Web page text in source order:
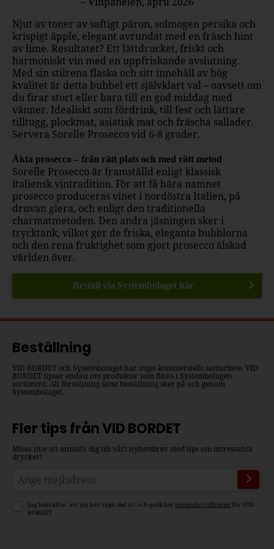
Njut av toner av saftigt päron, solmogen persika och
krispigt äpple, elegant avrundat med en fräsch hint
av lime. Resultatet? Ett lättdrucket, friskt och
harmoniskt vin med en uppfriskande avslutning.
Med sin stilrena flaska och sitt innehåll av hög
kvalitet är detta bubbel ett självklart val – oavsett om
du firar stort eller bara till en god middag med
vänner. Idealiskt som fördrink, till fest och lättare
tilltugg, plockmat, asiatisk mat och fräscha sallader.
Servera Sorelle Prosecco vid 6-8 grader.
Äkta prosecco – från rätt plats och med rätt metod
Sorelle Prosecco är framställd enligt klassisk
italiensk vintradition. För att få bära namnet
prosecco produceras vinet i nordöstra Italien, på
druvan glera, och enligt den traditionella
charmatmetoden. Den andra jäsningen sker i
trycktank, vilket ger de friska, eleganta bubblorna
och den rena fruktighet som gjort prosecco älskad
världen över.
Beställ via Systembolaget här
Beställning
VID BORDET och Systembolaget har inget kommersiellt samarbete. VID
BORDET tipsar endast om produkter som finns i Systembolagets
sortiment. All försäljning samt beställning sker på och genom
Systembolaget.
Fler tips från VID BORDET
Missa inte att anmäla dig till vårt nyhetsbrev med tips om intressanta
drycker!
Jag bekräftar att jag har tagit del av och godkänt användarvillkoren för VID
BORDET